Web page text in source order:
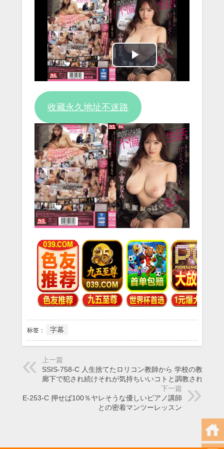
Play
收藏永久地址不迷路
标签： 字幕
上一篇
SSIS-758-C 人生捨てたロリコン教師から 学校の教室や
廊下で犯され続けそれが気持ちいいコトと調教されて世
下一篇
SONE-253-C 押せば100％ヤレそうな優しいピアノ講師
との密着マンツーレッスン